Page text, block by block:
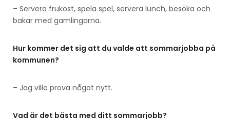
– Servera frukost, spela spel, servera lunch, besöka och
bakar med gamlingarna.
Hur kommer det sig att du valde att sommarjobba på
kommunen?
– Jag ville prova något nytt.
Vad är det bästa med ditt sommarjobb?